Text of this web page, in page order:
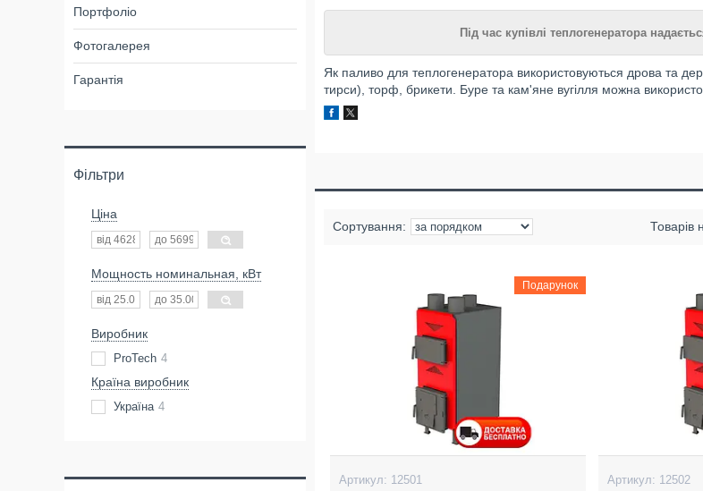
Під час купівлі теплогенератора
Як паливо для теплогенератора використовуються дрова та
тирси), торф, брикети. Буре та кам'яне вугілля можна
Подарунок
12501 12502
Портфоліо
Фотогалерея
Гарантія
Фільтри
Ціна
Мощность номинальная, кВт
Виробник
ProTech 4
Країна виробник
Україна 4